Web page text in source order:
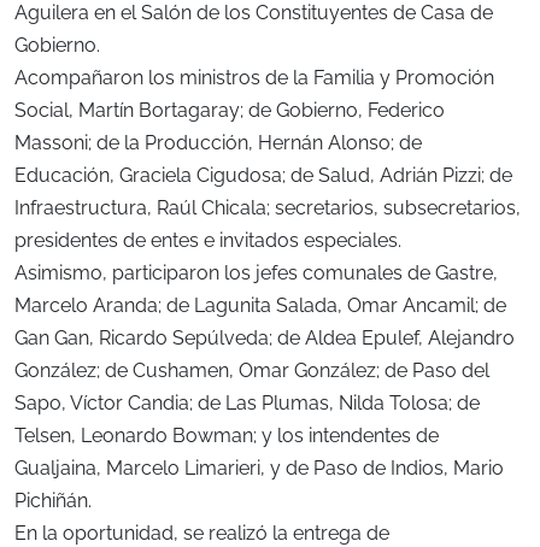
Aguilera en el Salón de los Constituyentes de Casa de
Gobierno.
Acompañaron los ministros de la Familia y Promoción
Social, Martín Bortagaray; de Gobierno, Federico
Massoni; de la Producción, Hernán Alonso; de
Educación, Graciela Cigudosa; de Salud, Adrián Pizzi; de
Infraestructura, Raúl Chicala; secretarios, subsecretarios,
presidentes de entes e invitados especiales.
Asimismo, participaron los jefes comunales de Gastre,
Marcelo Aranda; de Lagunita Salada, Omar Ancamil; de
Gan Gan, Ricardo Sepúlveda; de Aldea Epulef, Alejandro
González; de Cushamen, Omar González; de Paso del
Sapo, Víctor Candia; de Las Plumas, Nilda Tolosa; de
Telsen, Leonardo Bowman; y los intendentes de
Gualjaina, Marcelo Limarieri, y de Paso de Indios, Mario
Pichiñán.
En la oportunidad, se realizó la entrega de